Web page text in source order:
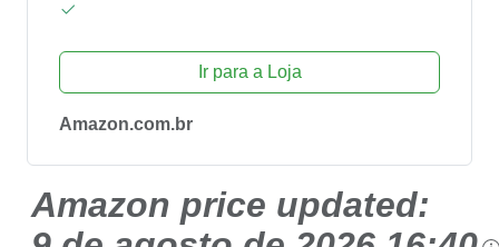
Ir para a Loja
Amazon.com.br
Amazon price updated: